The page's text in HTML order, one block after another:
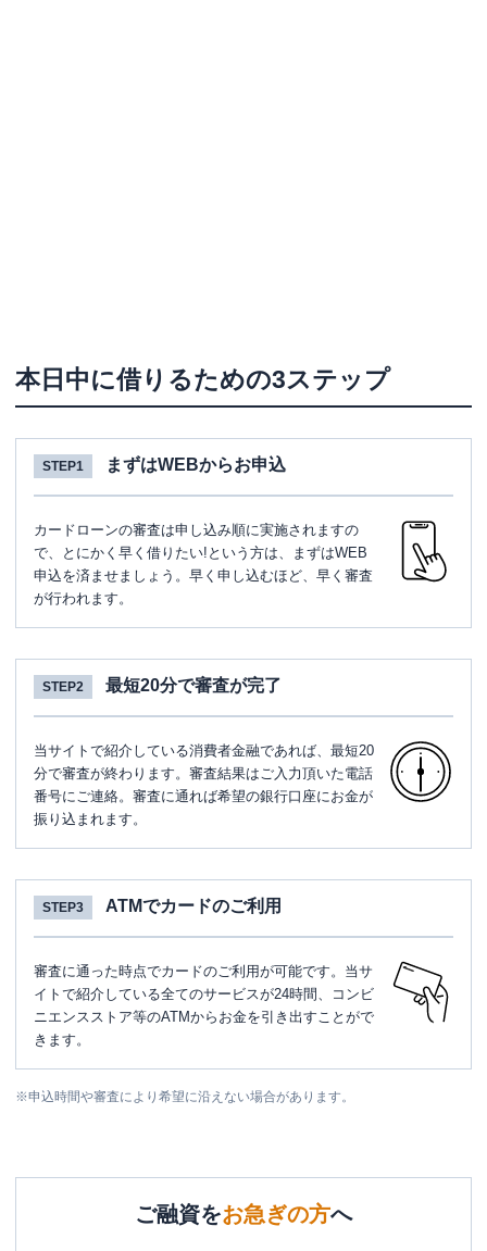
本日中に借りるための3ステップ
STEP1 まずはWEBからお申込
カードローンの審査は申し込み順に実施されますの
で、とにかく早く借りたい!という方は、まずはWEB
申込を済ませましょう。早く申し込むほど、早く審査
が行われます。
STEP2 最短20分で審査が完了
当サイトで紹介している消費者金融であれば、最短20
分で審査が終わります。審査結果はご入力頂いた電話
番号にご連絡。審査に通れば希望の銀行口座にお金が
振り込まれます。
STEP3 ATMでカードのご利用
審査に通った時点でカードのご利用が可能です。当サ
イトで紹介している全てのサービスが24時間、コンビ
ニエンスストア等のATMからお金を引き出すことがで
きます。
※申込時間や審査により希望に沿えない場合があります。
ご融資をお急ぎの方へ